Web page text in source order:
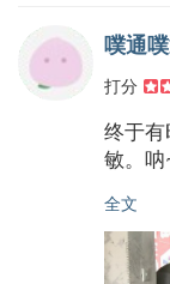
噗通
打分
终于
敏。
全文